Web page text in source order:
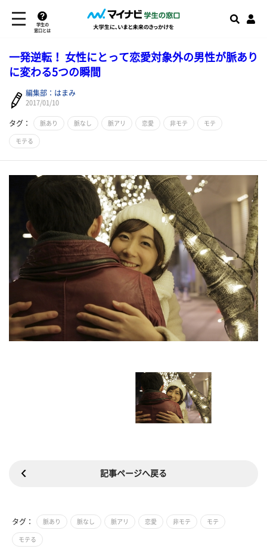
学生の
窓口とは
一発逆転！ 女性にとって恋愛対象外の男性が脈あり
に変わる5つの瞬間
編集部：はまみ
2017/01/10
タグ： 脈あり 脈なし 脈アリ 恋愛 非モテ モテ
モテる
記事ページへ戻る
タグ： 脈あり 脈なし 脈アリ 恋愛 非モテ モテ
モテる